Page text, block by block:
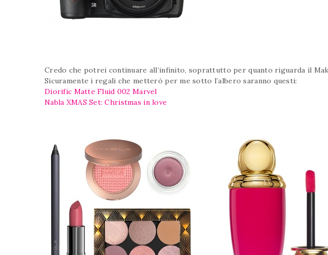
Credo che potrei continuare all’infinito, soprattutto per quanto riguarda il
Sicuramente i regali che metterò per me sotto l’albero saranno questi:
Diorific Matte Fluid 002 Marvel
Nabla XMAS Set: Christmas in love